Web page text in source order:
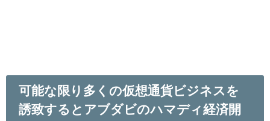
可能な限り多くの仮想通貨ビジネスを
誘致するとアブダビのハマディ経済開